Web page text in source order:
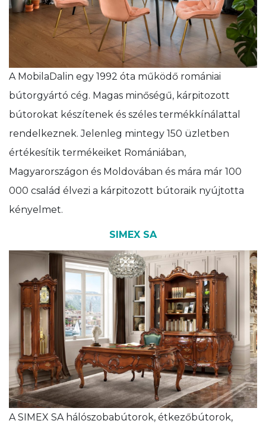
A MobilaDalin egy 1992 óta működő romániai
bútorgyártó cég. Magas minőségű, kárpitozott
bútorokat készítenek és széles termékkínálattal
rendelkeznek. Jelenleg mintegy 150 üzletben
értékesítik termékeiket Romániában,
Magyarországon és Moldovában és mára már 100
000 család élvezi a kárpitozott bútoraik nyújtotta
kényelmet.
SIMEX SA
A SIMEX SA hálószobabútorok, étkezőbútorok,